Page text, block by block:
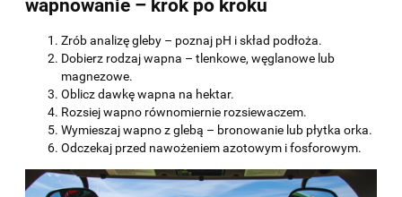
wapnowanie – krok po kroku
Zrób analizę gleby – poznaj pH i skład podłoża.
Dobierz rodzaj wapna – tlenkowe, węglanowe lub
magnezowe.
Oblicz dawkę wapna na hektar.
Rozsiej wapno równomiernie rozsiewaczem.
Wymieszaj wapno z glebą – bronowanie lub płytka orka.
Odczekaj przed nawożeniem azotowym i fosforowym.